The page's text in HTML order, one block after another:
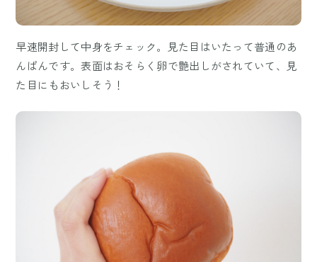
早速開封して中身をチェック。見た目はいたって普通のあ
んぱんです。表面はおそらく卵で艶出しがされていて、見
た目にもおいしそう！